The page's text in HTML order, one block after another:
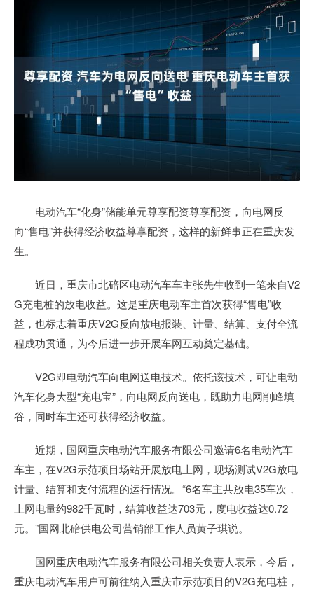
电动汽车“化身”储能单元尊享配资尊享配资，向电网反
向“售电”并获得经济收益尊享配资，这样的新鲜事正在重庆发
生。
近日，重庆市北碚区电动汽车车主张先生收到一笔来自V2
G充电桩的放电收益。这是重庆电动车主首次获得“售电”收
益，也标志着重庆V2G反向放电报装、计量、结算、支付全流
程成功贯通，为今后进一步开展车网互动奠定基础。
V2G即电动汽车向电网送电技术。依托该技术，可让电动
汽车化身大型“充电宝”，向电网反向送电，既助力电网削峰填
谷，同时车主还可获得经济收益。
近期，国网重庆电动汽车服务有限公司邀请6名电动汽车
车主，在V2G示范项目场站开展放电上网，现场测试V2G放电
计量、结算和支付流程的运行情况。“6名车主共放电35车次，
上网电量约982千瓦时，结算收益达703元，度电收益达0.72
元。”国网北碚供电公司营销部工作人员黄子琪说。
国网重庆电动汽车服务有限公司相关负责人表示，今后，
重庆电动汽车用户可前往纳入重庆市示范项目的V2G充电桩，